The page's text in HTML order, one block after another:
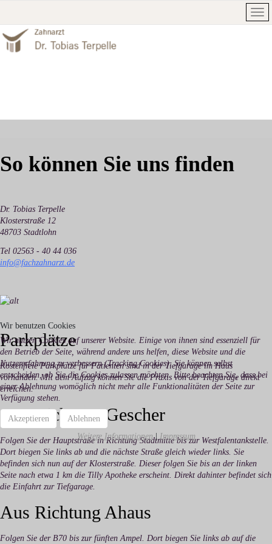
So können Sie uns finden
Dr. Tobias Terpelle
Klosterstraße 12
48703 Stadtlohn
Tel 02563 - 40 44 036
info@fachzahnarzt.de
Parkplätze
Kostenfreie Parkplätze für Patienten sind in der Tiefgarage im Haus
vorhanden. Mit dem Aufzug können Sie die Praxis von der Tiefgarage direkt
erreichen.
Aus Richtung Gescher
Folgen Sie der Hauptstraße in Richtung Stadtmitte bis zur Westfalentankstelle.
Dort biegen Sie links ab und die nächste Straße gleich wieder links. Sie
befinden sich nun auf der Klosterstraße. Dieser folgen Sie bis an der linken
Seite nach etwa 1 km die Tilly Apotheke erscheint. Direkt dahinter befindet sich
die Einfahrt zur Tiefgarage.
Aus Richtung Ahaus
Folgen Sie der B70 bis zur fünften Ampel. Dort biegen Sie links ab auf die
Wir benutzen Cookies
Wir nutzen Cookies auf unserer Website. Einige von ihnen sind essenziell für
den Betrieb der Seite, während andere uns helfen, diese Website und die
Nutzererfahrung zu verbessern (Tracking Cookies). Sie können selbst
entscheiden, ob Sie die Cookies zulassen möchten. Bitte beachten Sie, dass bei
einer Ablehnung womöglich nicht mehr alle Funktionalitäten der Seite zur
Verfügung stehen.
Akzeptieren
Ablehnen
Weitere Informationen| Impressum